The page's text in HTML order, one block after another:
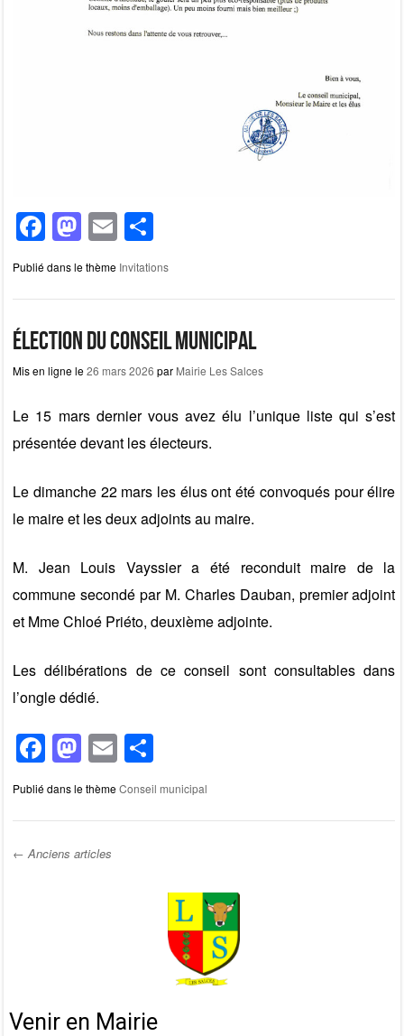
F
a
c
e
b
o
k
M
a
st
o
d
o
E
m
ail
ar
ta
g
er
Publié dans le thème Invitations
Élection du Conseil Municipal
Mis en ligne le26 mars 2026 par Mairie Les Salces
Le 15 mars dernier vous avez élu l’unique liste qui s’est
présentée devant les électeurs.
Le dimanche 22 mars les élus ont été convoqués pour élire
le maire et les deux adjoints au maire.
M. Jean Louis Vayssier a été reconduit maire de la
commune secondé par M. Charles Dauban, premier adjoint
et Mme Chloé Priéto, deuxième adjointe.
Les délibérations de ce conseil sont consultables dans
l’ongle dédié.
F
a
c
e
b
M
a
st
o
d
E
m
ail
ar
ta
g
Publié dans le thèmeConseil municipal
Post navigation
← Anciens articles
Venir en Mairie